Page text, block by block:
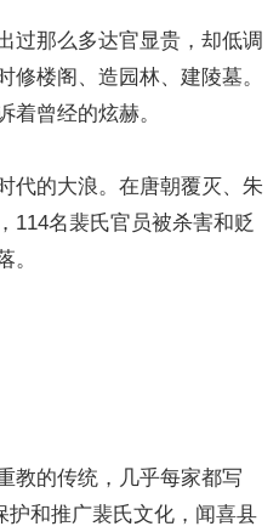
过那么多达官显贵，却低调
修楼阁、造园林、建陵墓。
着曾经的炫赫。
代的大浪。在唐朝覆灭、朱
114名裴氏官员被杀害和贬
。
教的传统，几乎每家都写
护和推广裴氏文化，闻喜县